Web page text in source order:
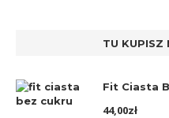
TU KUPISZ
Fit Ciasta
44,00zł